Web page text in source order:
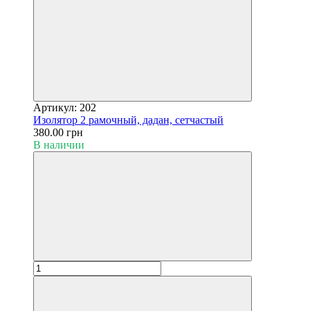
Артикул: 202
Изолятор 2 рамочный, дадан, сетчастый
380.00 грн
В наличии